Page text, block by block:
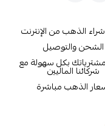
الذهب من الإنترنت
الشحن والتوصيل
بكل سهولة مع
شركائنا الماليين
الذهب مباشرة